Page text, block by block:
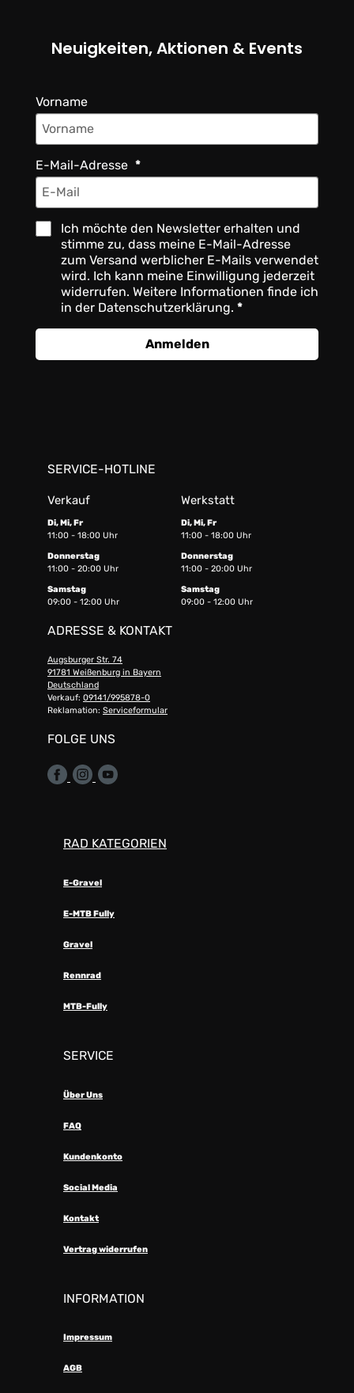
Neuigkeiten, Aktionen & Events
Vorname
E-Mail-Adresse
Ich möchte den Newsletter erhalten und
stimme zu, dass meine E-Mail-Adresse
zum Versand werblicher E-Mails verwendet
wird. Ich kann meine Einwilligung jederzeit
widerrufen. Weitere Informationen finde ich
in der Datenschutzerklärung.
Anmelden
SERVICE-HOTLINE
Verkauf Werkstatt
Di, Mi, Fr
11:00 - 18:00 Uhr
Di, Mi, Fr
11:00 - 18:00 Uhr
Donnerstag
11:00 - 20:00 Uhr
Donnerstag
11:00 - 20:00 Uhr
Samstag
09:00 - 12:00 Uhr
Samstag
09:00 - 12:00 Uhr
ADRESSE & KONTAKT
Augsburger Str. 74
91781 Weißenburg in Bayern
Deutschland
Verkauf: 09141/995878-0
Reklamation: Serviceformular
FOLGE UNS
RAD KATEGORIEN
E-Gravel
E-MTB Fully
Gravel
Rennrad
MTB-Fully
SERVICE
Über Uns
FAQ
Kundenkonto
Social Media
Kontakt
Vertrag widerrufen
INFORMATION
Impressum
AGB